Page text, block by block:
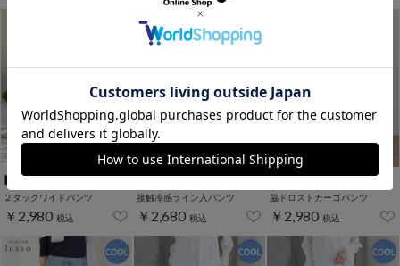
２タックワイドパンツ
￥2,980 税込
接触冷感ライン入パンツ
￥2,680 税込
脇ドロストカーゴパンツ
￥2,980 税込